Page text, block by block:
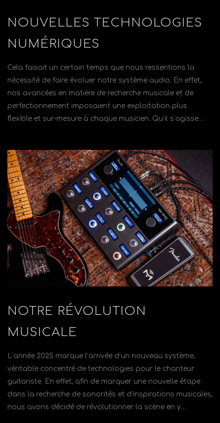
NOUVELLES TECHNOLOGIES
NUMÉRIQUES
Cela faisait un certain temps que nous ressentions la
nécessité de faire évoluer notre système audio. En effet,
nos avancées en matière de recherche musicale et de
perfectionnement imposaient une exploitation plus
flexible et sur-mesure à chaque musicien. Qu’il s’agisse…
NOTRE RÉVOLUTION
MUSICALE
L’année 2025 marque l’arrivée d’un nouveau système,
véritable concentré de technologies pour le chanteur
guitariste. En effet, afin de marquer une nouvelle étape
dans la recherche de sonorités et d’inspirations musicales,
nous avons décidé de révolutionner la scène en y…